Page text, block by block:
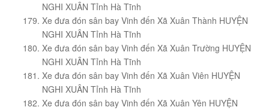
NGHI XUÂN Tỉnh Hà Tĩnh
Xe đưa đón sân bay Vinh đến Xã Xuân Thành HUYỆN
NGHI XUÂN Tỉnh Hà Tĩnh
Xe đưa đón sân bay Vinh đến Xã Xuân Trường HUYỆN
NGHI XUÂN Tỉnh Hà Tĩnh
Xe đưa đón sân bay Vinh đến Xã Xuân Viên HUYỆN
NGHI XUÂN Tỉnh Hà Tĩnh
Xe đưa đón sân bay Vinh đến Xã Xuân Yên HUYỆN